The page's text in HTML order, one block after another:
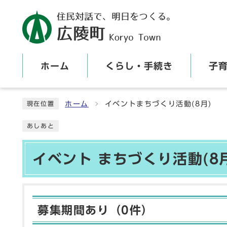
ホーム くらし・手続き 子
現在位置 ホーム イベントまちづくり活動(8月)
あしあと
イベント まちづくり活動(8
募集期間あり（0件）